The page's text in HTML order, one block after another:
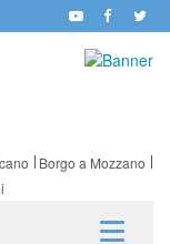
Borgo a Mozzano